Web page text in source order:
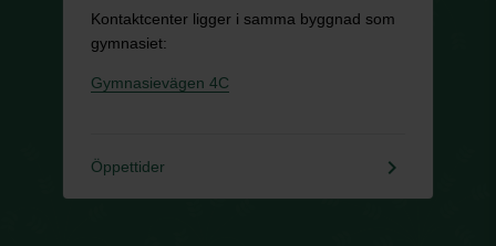
Kontaktcenter ligger i samma byggnad som
gymnasiet:
Gymnasievägen 4C
Öppettider keyboard_arrow_right